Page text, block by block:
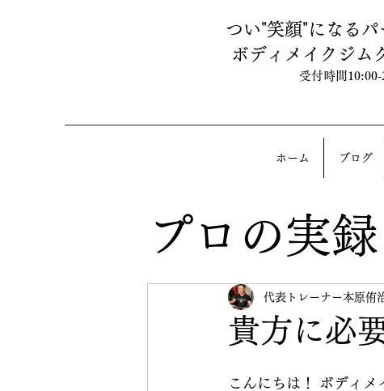
つい"笑顔"になる
ボディメイクジム
受付時間10:00-
ホーム ブログ
プロの実
貴方に必
代表トレーナー本原侑
こんにちは！ ボディ